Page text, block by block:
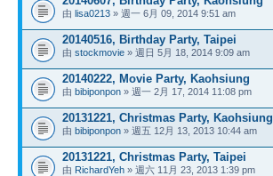
由 lisa0213 » 週一 6月 09, 2014 9:51 am
20140516, Birthday Party, Taipei
由 stockmovie » 週日 5月 18, 2014 9:09 am
20140222, Movie Party, Kaohsiung
由 bibiponpon » 週一 2月 17, 2014 11:08 pm
20131221, Christmas Party, Kaohsiung
由 bibiponpon » 週五 12月 13, 2013 10:44 am
20131221, Christmas Party, Taipei
由 RichardYeh » 週六 11月 23, 2013 1:39 pm